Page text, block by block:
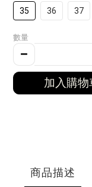
35 36 37
數量
加入購物
商品描述